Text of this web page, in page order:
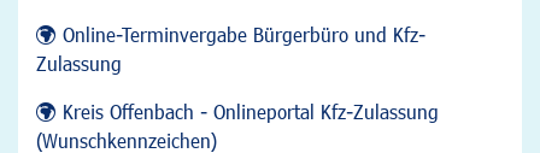
Online-Terminvergabe Bürgerbüro und Kfz-
Zulassung
Kreis Offenbach - Onlineportal Kfz-Zulassung
(Wunschkennzeichen)